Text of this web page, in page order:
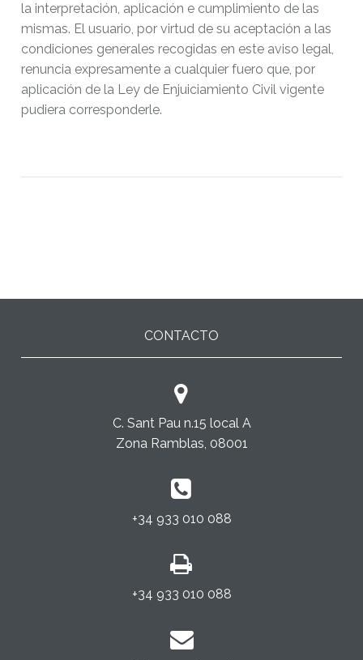
la interpretación, aplicación e cumplimiento de las
mismas. El usuario, por virtud de su aceptación a las
condiciones generales recogidas en este aviso legal,
renuncia expresamente a cualquier fuero que, por
aplicación de la Ley de Enjuiciamiento Civil vigente
pudiera corresponderle.
CONTACTO
C. Sant Pau n.15 local A
Zona Ramblas, 08001
+34 933 010 088
+34 933 010 088